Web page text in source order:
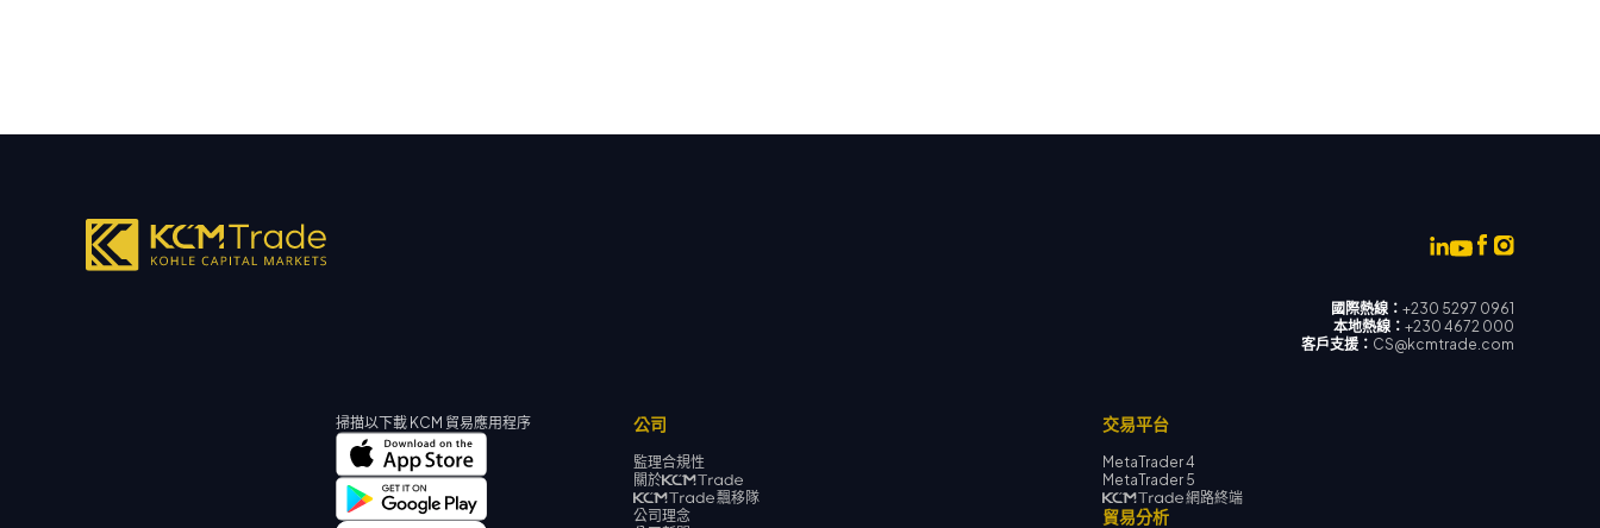
國際熱線： +230 5297 0961
本地熱線： +230 4672 000
客戶支援： CS@kcmtrade.com
掃描以下載 KCM 貿易應用程序 公司
監理合規性
關於
飄移隊
公司理念
交易平台
MetaTrader 4
MetaTrader 5
網路終端
貿易分析